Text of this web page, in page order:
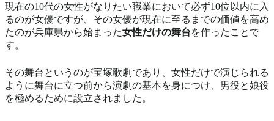
現在の10代の女性がなりたい職業において必ず10位以内に入
るのが女優ですが、その女優が現在に至るまでの価値を高め
たのが兵庫県から始まった女性だけの舞台を作ったことで
す。
その舞台というのが宝塚歌劇であり、女性だけで演じられる
ように舞台に立つ前から演劇の基本を身につけ、男役と娘役
を極めるために設立されました。